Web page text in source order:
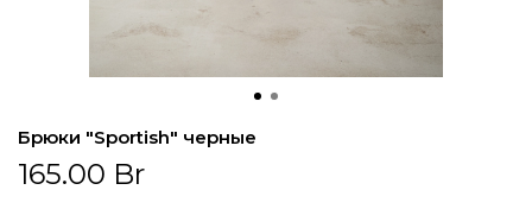
Брюки "Sportish" черные
165.00 Br